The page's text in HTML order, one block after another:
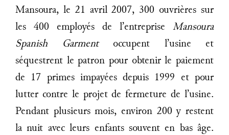
Mansoura, le 21 avril 2007, 300 ouvrières sur
les 400 employés de l’entreprise Mansoura
Spanish Garmentoccupent l’usine et
séquestrent le patron pour obtenir le paiement
de 17 primes impayées depuis 1999 et pour
lutter contre le projet de fermeture de l’usine.
Pendant plusieurs mois, environ 200 y restent
la nuit avec leurs enfants souvent en bas âge.